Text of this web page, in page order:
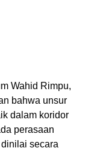
Wahid Rimpu,
bahwa unsur
dalam koridor
perasaan
secara